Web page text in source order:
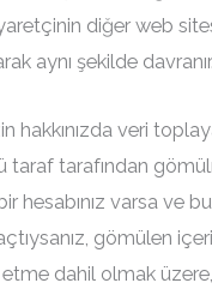
diğer web
aynı şekilde davranır.
hakkınızda veri
taraf tarafından
hesabınız varsa ve
gömülen
dahil olmak